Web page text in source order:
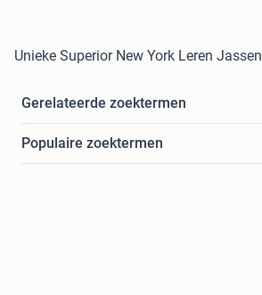
Unieke Superior New York Leren Jassen
Gerelateerde zoektermen
Populaire zoektermen